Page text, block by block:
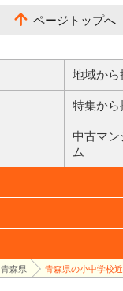
ページトップへ
地域から
特集から
中古マン
ム
青森県 青森県の小中学校近